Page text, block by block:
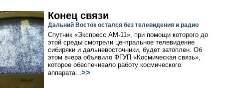
Конец связи
Дальний Восток остался без телевидения и радио
Спутник «Экспресс АМ-11», при помощи которого до
этой среды смотрели центральное телевидение
сибиряки и дальневосточники, будет затоплен. Об
этом вчера объявило ФГУП «Космическая связь»,
которое обеспечивало работу космического
аппарата...>>